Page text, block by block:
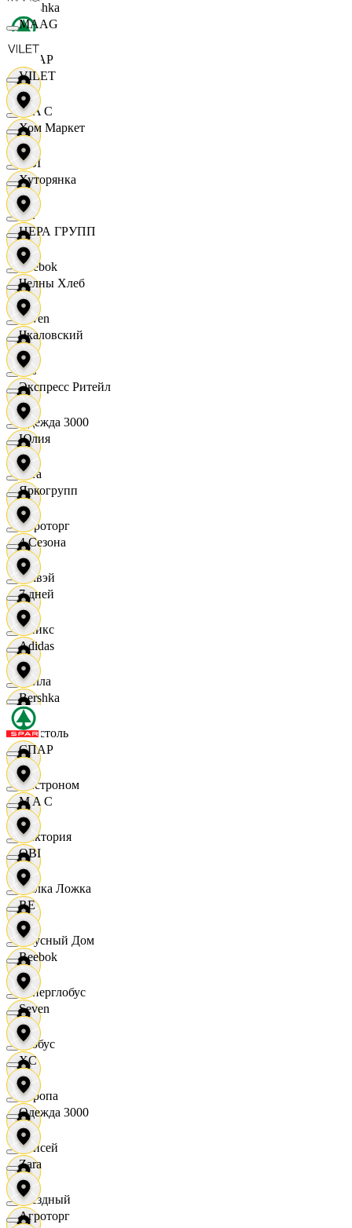
Bershka
СПАР
M A C
OBI
RE
Reebok
Seven
XC
Одежда 3000
Zara
Агроторг
Амвэй
Аникс
Билла
Бристоль
Быстроном
Виктория
Вилка Ложка
Вкусный Дом
Гиперглобус
Глобус
Европа
Елисей
Звездный
MAAG
VILET
Хом Маркет
Хуторянка
ЦЕРА ГРУПП
Челны Хлеб
Чкаловский
Экспресс Ритейл
Юлия
Яркогрупп
4 Сезона
7 дней
Adidas
Bershka
СПАР
M A C
OBI
RE
Reebok
Seven
XC
Одежда 3000
Zara
Агроторг